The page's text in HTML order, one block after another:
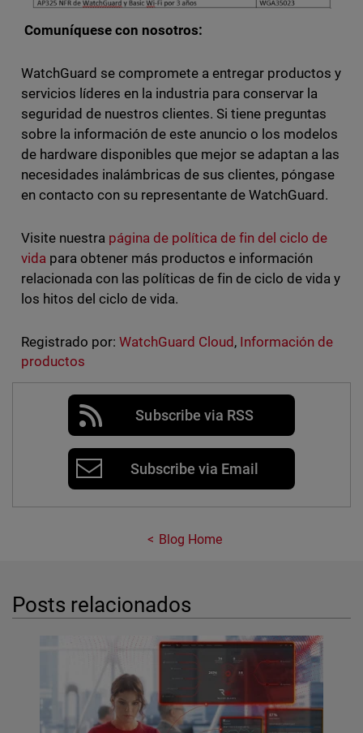
Comuníquese con nosotros:
WatchGuard se compromete a entregar productos y
servicios líderes en la industria para conservar la
seguridad de nuestros clientes. Si tiene preguntas
sobre la información de este anuncio o los modelos
de hardware disponibles que mejor se adaptan a las
necesidades inalámbricas de sus clientes, póngase
en contacto con su representante de WatchGuard.
Visite nuestra página de política de fin del ciclo de
vida para obtener más productos e información
relacionada con las políticas de fin de ciclo de vida y
los hitos del ciclo de vida.
Registrado por: WatchGuard Cloud, Información de
productos
Subscribe via RSS
Subscribe via Email
Blog Home
Posts relacionados